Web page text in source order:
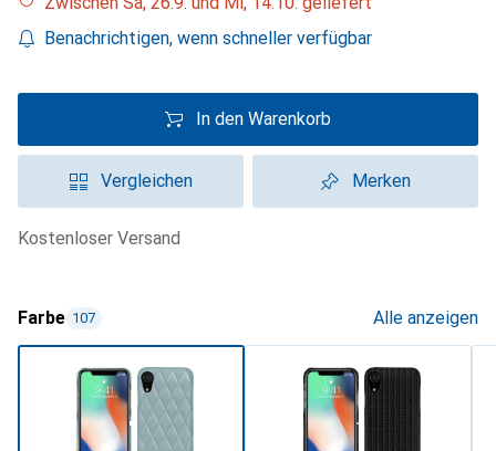
Benachrichtigen, wenn schneller verfügbar
In den Warenkorb
Vergleichen Merken
kostenloser Versand
Farbe 107 Alle anzeigen